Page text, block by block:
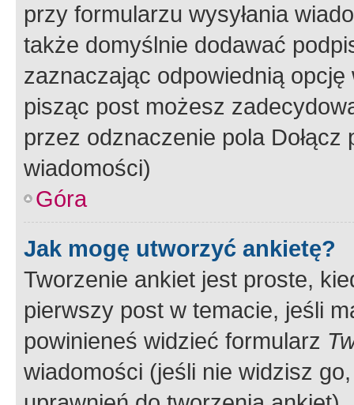
przy formularzu wysyłania
także domyślnie dodawać
zaznaczając odpowiednią
pisząc post możesz
przez odznaczenie pola
wiadomości)
Góra
Jak mogę utworzyć ankietę?
Tworzenie ankiet jest proste,
pierwszy post w temacie, jeśli
powinieneś widzieć formularz
wiadomości (jeśli nie widzisz